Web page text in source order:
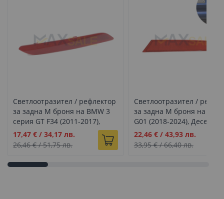
Светлоотразител / рефлектор
за задна M броня на BMW 3
серия GT F34 (2011-2017),
Десен
Промо
цена
17,47 € / 34,17 лв.
26,46 €/51,75 лв.
Светлоотразител /
за задна M броня на
G01 (2018-2024), Десен
Промо
цена
22,46 €/ 43,93 лв.
33,95 €/66,40 лв.